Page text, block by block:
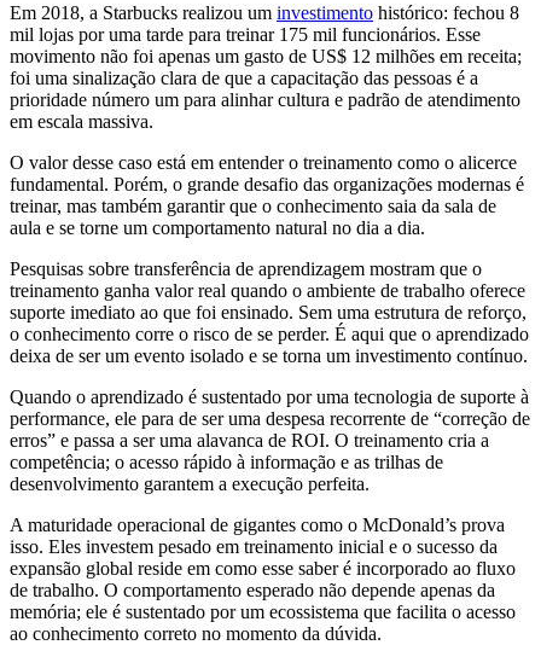
Em 2018, a Starbucks realizou um investimento histórico: fechou 8
mil lojas por uma tarde para treinar 175 mil funcionários. Esse
movimento não foi apenas um gasto de US$ 12 milhões em receita;
foi uma sinalização clara de que a capacitação das pessoas é a
prioridade número um para alinhar cultura e padrão de atendimento
em escala massiva.
O valor desse caso está em entender o treinamento como o alicerce
fundamental. Porém, o grande desafio das organizações modernas é
treinar, mas também garantir que o conhecimento saia da sala de
aula e se torne um comportamento natural no dia a dia.
Pesquisas sobre transferência de aprendizagem mostram que o
treinamento ganha valor real quando o ambiente de trabalho oferece
suporte imediato ao que foi ensinado. Sem uma estrutura de reforço,
o conhecimento corre o risco de se perder. É aqui que o aprendizado
deixa de ser um evento isolado e se torna um investimento contínuo.
Quando o aprendizado é sustentado por uma tecnologia de suporte à
performance, ele para de ser uma despesa recorrente de “correção de
erros” e passa a ser uma alavanca de ROI. O treinamento cria a
competência; o acesso rápido à informação e as trilhas de
desenvolvimento garantem a execução perfeita.
A maturidade operacional de gigantes como o McDonald’s prova
isso. Eles investem pesado em treinamento inicial e o sucesso da
expansão global reside em como esse saber é incorporado ao fluxo
de trabalho. O comportamento esperado não depende apenas da
memória; ele é sustentado por um ecossistema que facilita o acesso
ao conhecimento correto no momento da dúvida.